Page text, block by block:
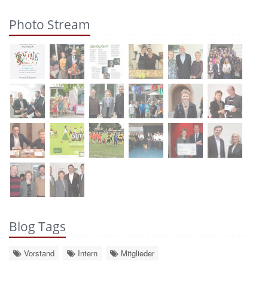
Photo Stream
Blog Tags
Vorstand Intern Mitglieder